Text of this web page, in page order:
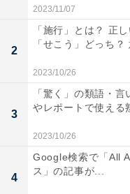
ハイセンス 65型4Kチューナ
Amazon）
倍速パネル搭載で、
き。12万4800円が20
2023/11/07
2
「施行」とは？ 正
「せこう」どっち
2023/10/26
3
「驚く」の類語・
やレポートで使える
2023/10/26
4
Google検索で「All
ス」の記事が...